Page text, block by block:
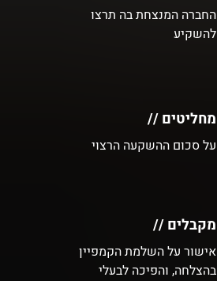
החברה המנצחת בה תרצו
להשקיע
מחליטים //
על סכום ההשקעה הרצוי
מקבלים //
אישור על השלמת הקמפיין
בהצלחה, והפיכה לבעלי